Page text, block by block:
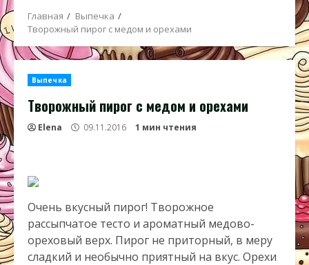
Главная
Выпечка
Творожный пирог с медом и орехами
Выпечка
Творожный пирог с медом и орехами
Elena 09.11.2016 1 мин чтения
Очень вкусный пирог! Творожное
рассыпчатое тесто и ароматный медово-
ореховый верх. Пирог не приторный, в меру
сладкий и необычно приятный на вкус. Орехи